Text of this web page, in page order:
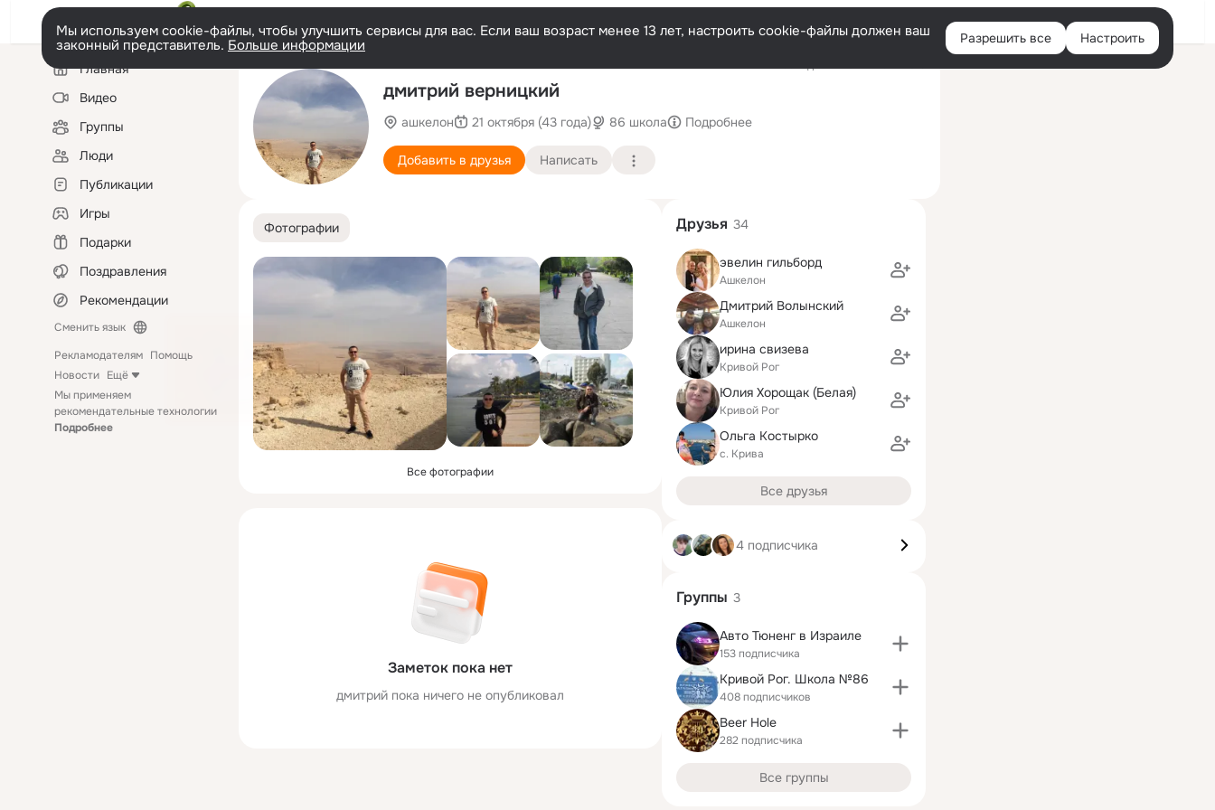
Войти
Мы используем cookie-файлы, чтобы улучшить сервисы для вас. Если ваш возраст менее 13 лет, настроить cookie-файлы должен ваш
законный представитель. Больше информации Разрешить все Настроить
Левая
колонкаГлавная
Видео
Группы
Люди
Публикации
Игры
Подарки
Поздравления
Рекомендации
Сменить язык
Рекламодателям Помощь
Новости Ещё
Мы применяем
рекомендательные технологии
Подробнее
дмитрий верницкий
ашкелон 21 октября (43 года) 86 школа Подробнее
Добавить в друзья Написать
Фотографии
Все фотографии
Заметок пока нет
дмитрий пока ничего не опубликовал
Друзья 34
эвелин гильборд
Ашкелон
Дмитрий Волынский
Ашкелон
ирина свизева
Кривой Рог
Юлия Хорощак (Белая)
Кривой Рог
Ольга Костырко
с. Крива
Все друзья
4 подписчика
Группы 3
Авто Тюненг в Израиле
153 подписчика
Кривой Рог. Школа №86
408 подписчиков
Beer Hole
282 подписчика
Все группы